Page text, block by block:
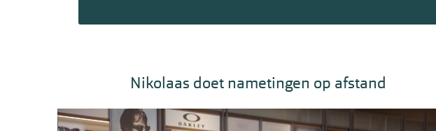
Nikolaas doet nametingen op afstand